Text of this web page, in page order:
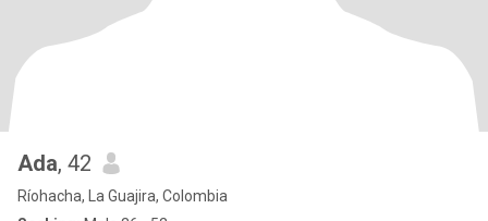
Ada, 42
Ríohacha, La Guajira, Colombia